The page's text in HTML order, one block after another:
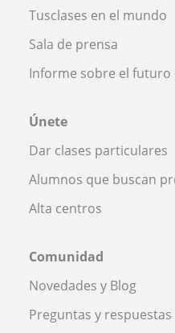
Tusclases en el mundo
Sala de prensa
Informe sobre el futuro
Únete
Dar clases particulares
Alumnos que buscan
Alta centros
Comunidad
Novedades y Blog
Preguntas y respuestas